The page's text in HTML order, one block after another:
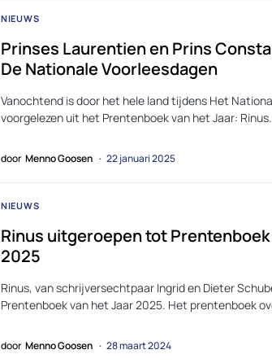
NIEUWS
Prinses Laurentien en Prins
De Nationale Voorleesdagen
Vanochtend is door het hele land tijdens Het
voorgelezen uit het Prentenboek van het Jaar:
door Menno Goosen 22 januari 2025
NIEUWS
Rinus uitgeroepen tot Prentenboek
2025
Rinus, van schrijversechtpaar Ingrid en Dieter
Prentenboek van het Jaar 2025. Het prentenboek
door Menno Goosen 28 maart 2024